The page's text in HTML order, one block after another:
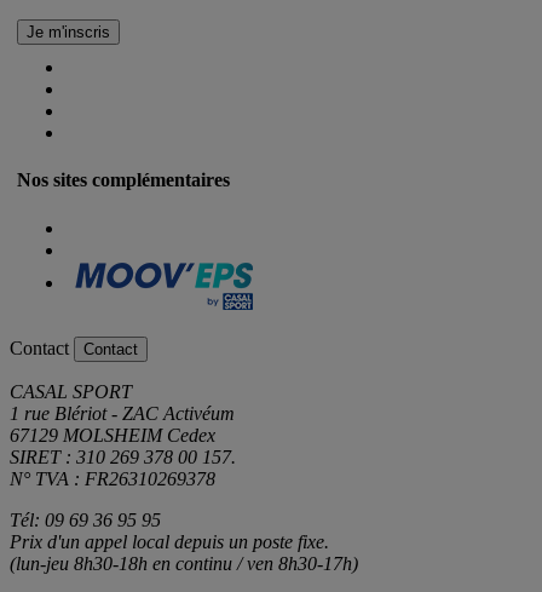
Nos sites complémentaires
Contact Contact
CASAL SPORT
1 rue Blériot - ZAC Activéum
67129 MOLSHEIM Cedex
SIRET : 310 269 378 00 157.
N° TVA : FR26310269378
Tél: 09 69 36 95 95
Prix d'un appel local depuis un poste fixe.
(lun-jeu 8h30-18h en continu / ven 8h30-17h)